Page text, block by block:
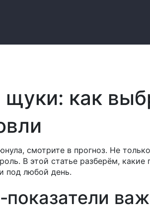
щуки: как
смотрите в прогноз. Не
В этой статье разберём,
под любой день.